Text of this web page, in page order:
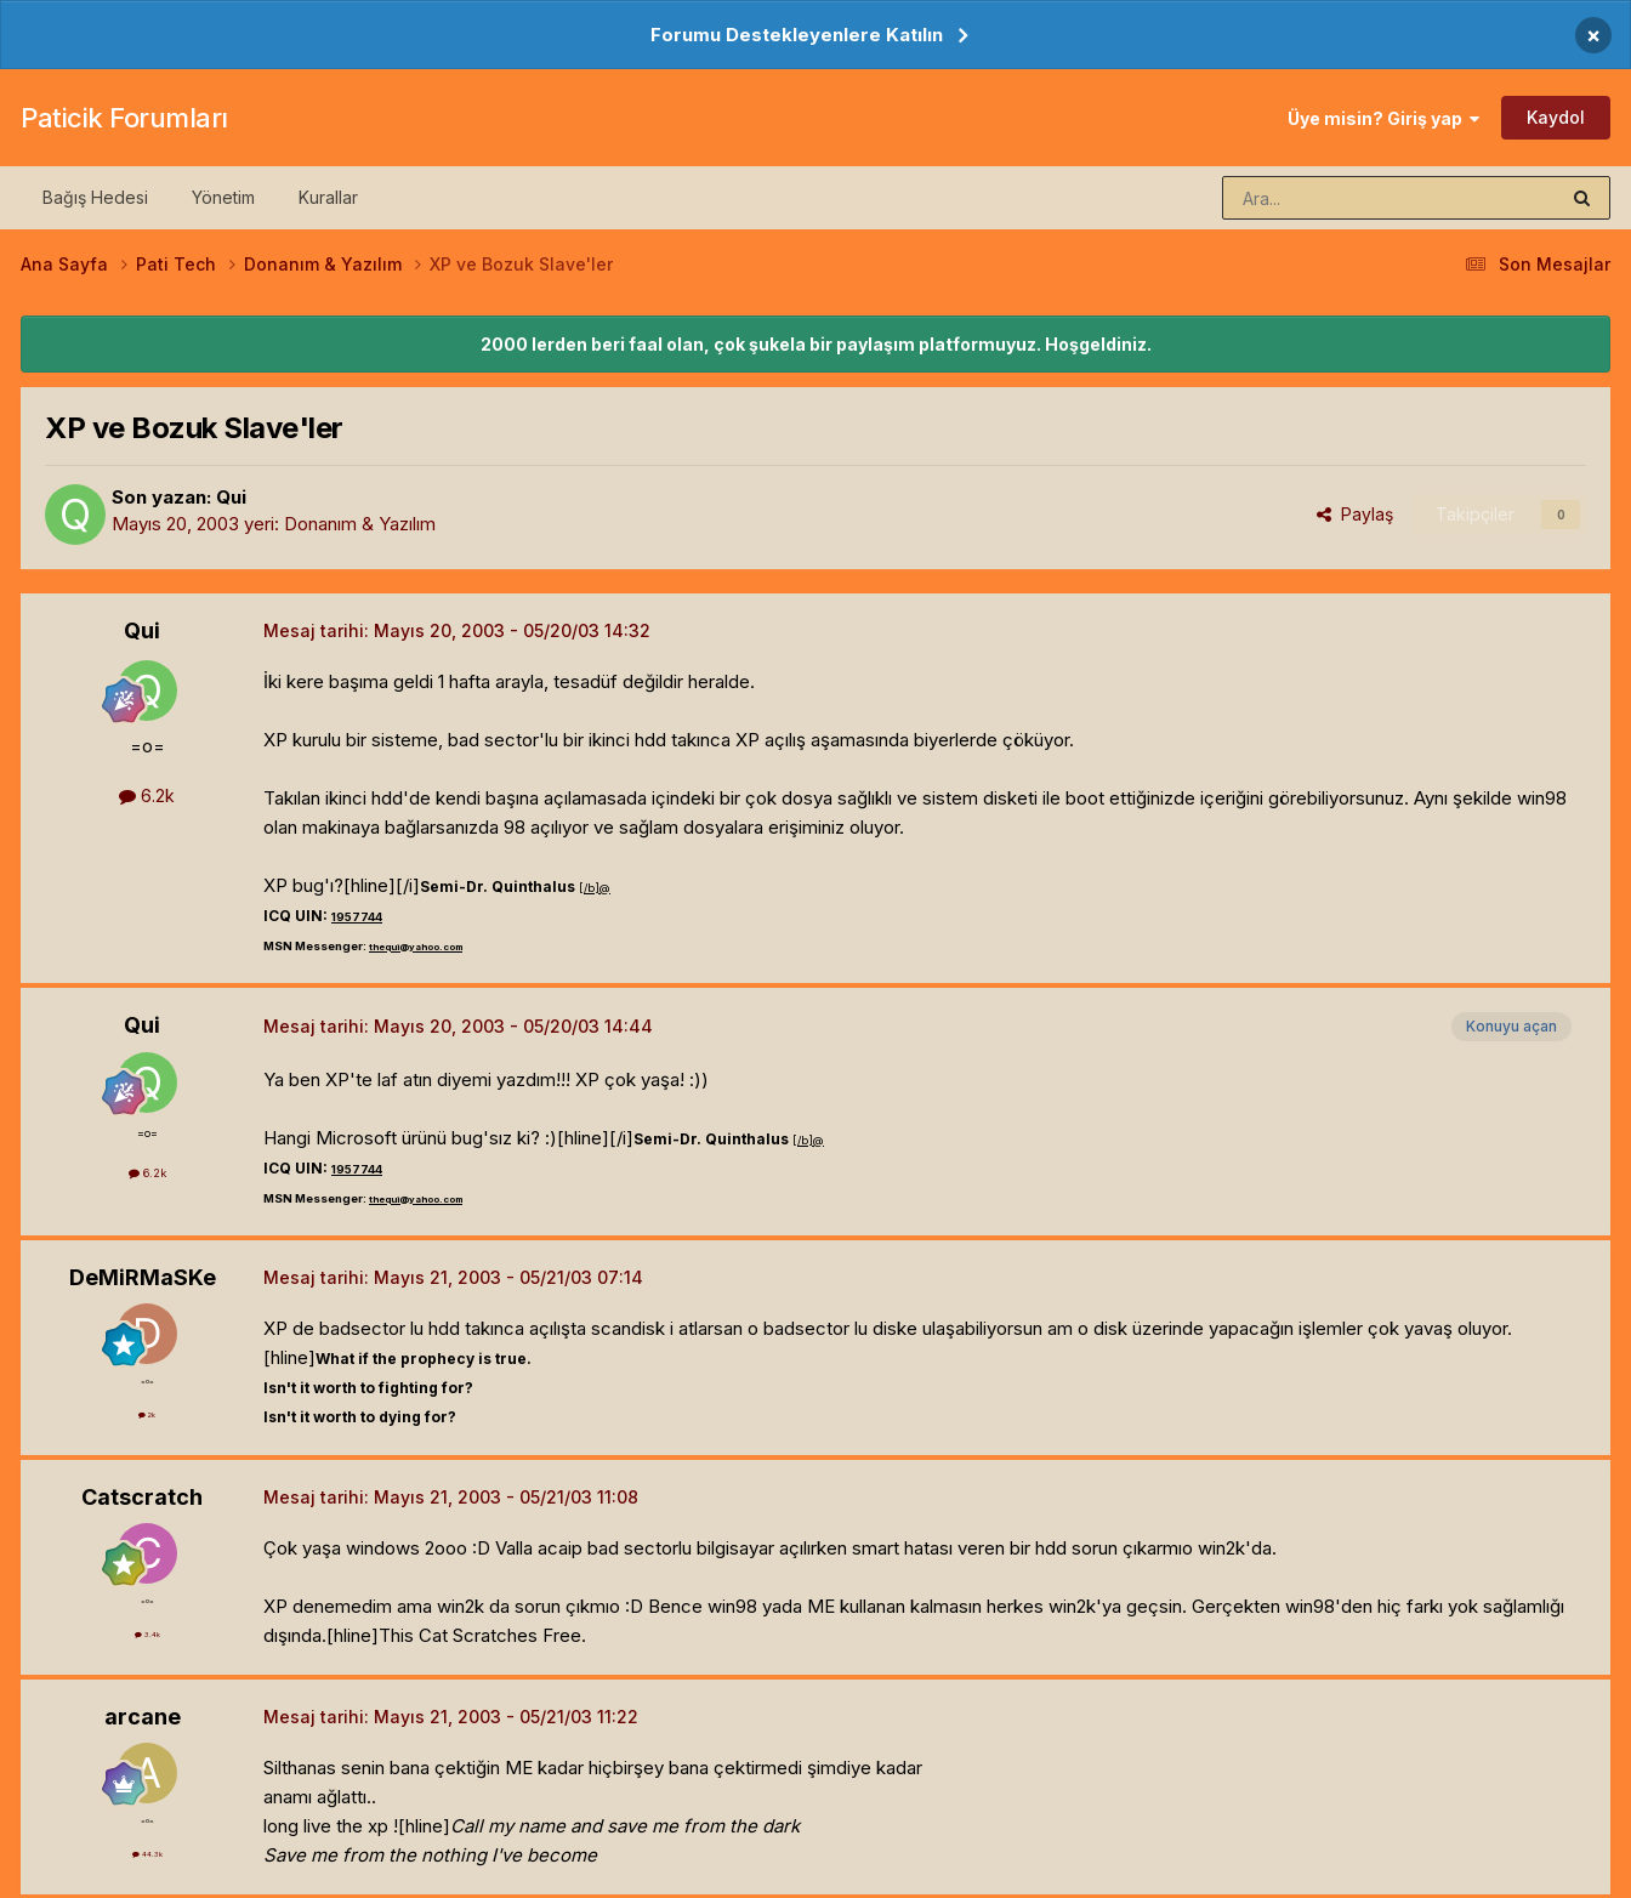
Forumu Destekleyenlere Katılın ×
Paticik Forumları Üye misin? Giriş yap Kaydol
Bağış Hedesi Yönetim Kurallar
Son Mesajlar
Ana Sayfa Pati Tech Donanım & Yazılım XP ve Bozuk Slave'ler
2000 lerden beri faal olan, çok şukela bir paylaşım platformuyuz. Hoşgeldiniz.
XP ve Bozuk Slave'ler
Son yazan: Qui
Mayıs 20, 2003 yeri: Donanım & Yazılım Paylaş Takipçiler 0
Qui
=o=
6.2k
Mesaj tarihi: Mayıs 20, 2003
İki kere başıma geldi 1 hafta arayla, tesadüf değildir heralde.
XP kurulu bir sisteme, bad sector'lu bir ikinci hdd takınca XP açılış aşamasında biyerlerde çöküyor.
Takılan ikinci hdd'de kendi başına açılamasada içindeki bir çok dosya sağlıklı ve sistem disketi ile boot ettiğinizde içeriğini görebiliyorsunuz. Aynı şekilde win98
olan makinaya bağlarsanızda 98 açılıyor ve sağlam dosyalara erişiminiz oluyor.
XP bug'ı?[hline][/i] Semi-Dr. Quinthalus [/b]@
ICQ UIN: 1957744
MSN Messenger: thequi@yahoo.com
Qui
=o=
6.2k
Konuyu açan
Mesaj tarihi: Mayıs 20, 2003
Ya ben XP'te laf atın diyemi yazdım!!! XP çok yaşa! :))
Hangi Microsoft ürünü bug'sız ki? :)[hline][/i] Semi-Dr. Quinthalus [/b]@
ICQ UIN: 1957744
MSN Messenger: thequi@yahoo.com
DeMiRMaSKe
=o=
2k
Mesaj tarihi: Mayıs 21, 2003
XP de badsector lu hdd takınca açılışta scandisk i atlarsan o badsector lu diske ulaşabiliyorsun am o disk üzerinde yapacağın işlemler çok yavaş oluyor.
[hline]What if the prophecy is true.
Isn't it worth to fighting for?
Isn't it worth to dying for?
Catscratch
=o=
3.4k
Mesaj tarihi: Mayıs 21, 2003
Çok yaşa windows 2ooo :D Valla acaip bad sectorlu bilgisayar açılırken smart hatası veren bir hdd sorun çıkarmıo win2k'da.
XP denemedim ama win2k da sorun çıkmıo :D Bence win98 yada ME kullanan kalmasın herkes win2k'ya geçsin. Gerçekten win98'den hiç farkı yok sağlamlığı
dışında.[hline]This Cat Scratches Free.
arcane
=o=
44.3k
Mesaj tarihi: Mayıs 21, 2003
Silthanas senin bana çektiğin ME kadar hiçbirşey bana çektirmedi şimdiye kadar
anamı ağlattı..
long live the xp ![hline] Call my name and save me from the dark
Save me from the nothing I've become